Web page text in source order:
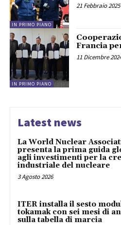
IN PRIMO PIANO
21 Febbraio 2025
IN PRIMO PIANO
Francia
11 Dicembre
Latest news
La World Nuclear
presenta la prima guida
agli investimenti per la
industriale del nucleare
3 Agosto 2026
ITER installa il sesto
tokamak con sei mesi di
sulla tabella di marcia